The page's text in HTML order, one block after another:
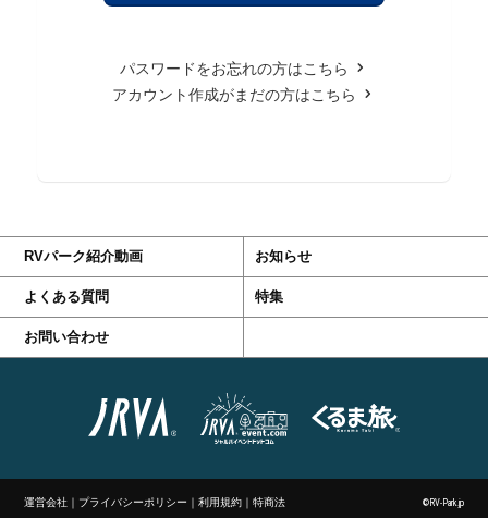
パスワードをお忘れの方はこちら
アカウント作成がまだの方はこちら
RVパーク紹介動画 お知らせ
よくある質問 特集
お問い合わせ
運営会社 ｜ プライバシーポリシー ｜利用規約 ｜特商法 ©RV-Park.jp